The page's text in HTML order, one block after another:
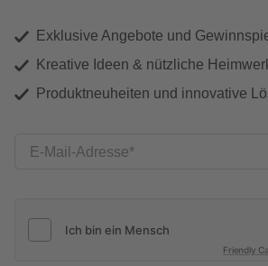
Exklusive Angebote und
Kreative Ideen & nützliche
Produktneuheiten und innovative
E-Mail-Adresse
Friendly